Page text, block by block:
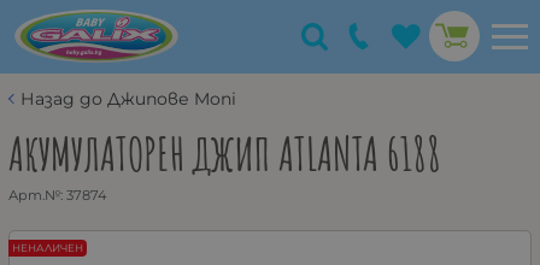
Назад до Джипове Moni
АКУМУЛАТОРЕН ДЖИП ATLANTA 6188
Арт.№: 37874
НЕНАЛИЧЕН